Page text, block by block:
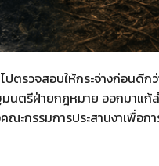
ตรวจสอบให้กระจ่างก่อนดีก
ตรีฝ่ายกฎหมาย ออกมาแก้
กรรมการประสานงาเพื่อก